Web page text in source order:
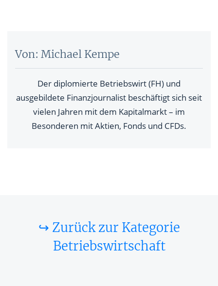
Von: Michael Kempe
Der diplomierte Betriebswirt (FH) und
ausgebildete Finanzjournalist beschäftigt sich seit
vielen Jahren mit dem Kapitalmarkt – im
Besonderen mit Aktien, Fonds und CFDs.
↪ Zurück zur Kategorie
Betriebswirtschaft